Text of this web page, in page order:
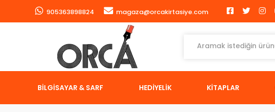
905363898824 magaza@orcakirtasiye.com
BİLGİSAYAR & SARF HEDİYELİK KİTAPLAR